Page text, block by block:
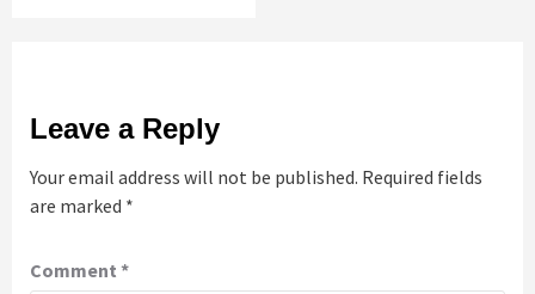
Leave a Reply
Your email address will not be published. Required fields
are marked *
Comment *